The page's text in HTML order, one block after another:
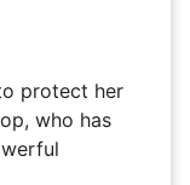
protect her
who has